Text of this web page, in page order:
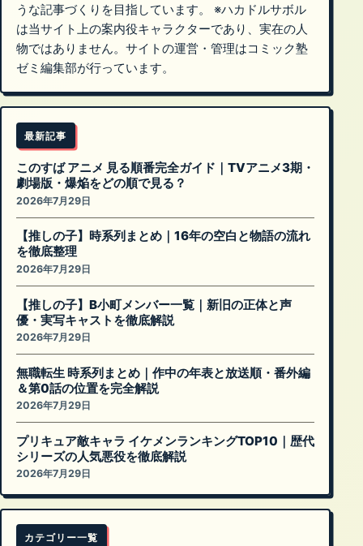
うな記事づくりを目指しています。 ※ハカドルサボル
は当サイト上の案内役キャラクターであり、実在の人
物ではありません。サイトの運営・管理はコミック塾
ゼミ編集部が行っています。
最新記事
このすば アニメ 見る順番完全ガイド｜TVアニメ3期・
劇場版・爆焔をどの順で見る？
2026年7月29日
【推しの子】時系列まとめ｜16年の空白と物語の流れ
を徹底整理
2026年7月29日
【推しの子】B小町メンバー一覧｜新旧の正体と声
優・実写キャストを徹底解説
2026年7月29日
無職転生 時系列まとめ｜作中の年表と放送順・番外編
＆第0話の位置を完全解説
2026年7月29日
プリキュア敵キャラ イケメンランキングTOP10｜歴代
シリーズの人気悪役を徹底解説
2026年7月29日
カテゴリー一覧